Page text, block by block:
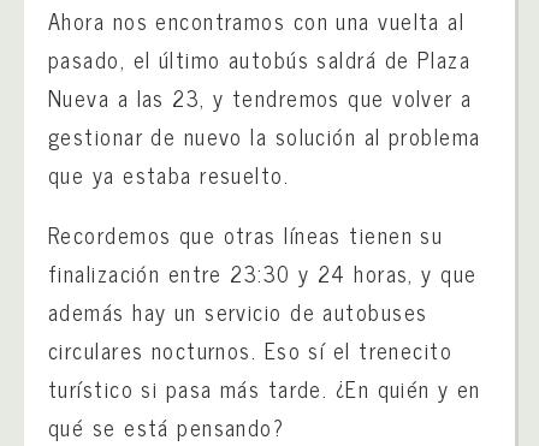
Ahora nos encontramos con una vuelta al
pasado, el último autobús saldrá de Plaza
Nueva a las 23, y tendremos que volver a
gestionar de nuevo la solución al problema
que ya estaba resuelto.
Recordemos que otras líneas tienen su
finalización entre 23:30 y 24 horas, y que
además hay un servicio de autobuses
circulares nocturnos. Eso sí el trenecito
turístico si pasa más tarde. ¿En quién y en
qué se está pensando?